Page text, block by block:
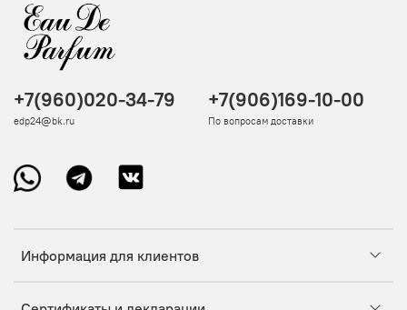
Информация для клиентов
+7(960)020-34-79
edp24@bk.ru
+7(906)169-10-00
По вопросам доставки